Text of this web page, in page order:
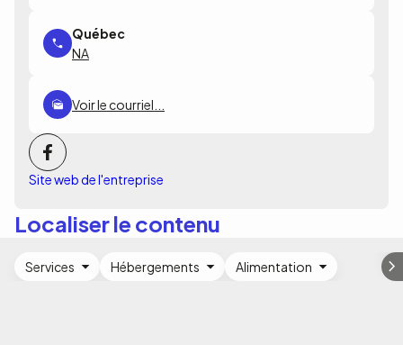
NA
Voir le courriel...
Site web de l'entreprise
Localiser le contenu
Services Hébergements Alimentation